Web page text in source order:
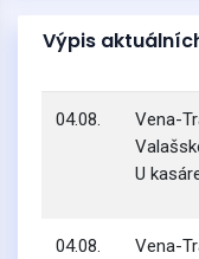
Výpis
04.08.
Vena-
U
04.08.
Vena-